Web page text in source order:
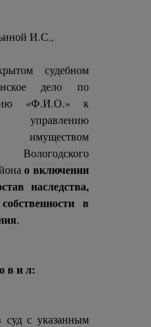
И.С.,
судебном
дело по
«Ф.И.О.» к
имуществом
о включении
наследства,
в
,
в и л:
суд с указанным